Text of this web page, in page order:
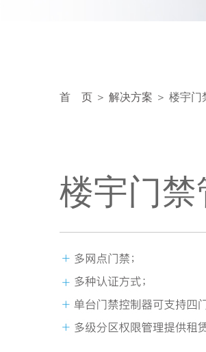
首 页 ＞ 解决方案 ＞ 楼宇
楼宇门